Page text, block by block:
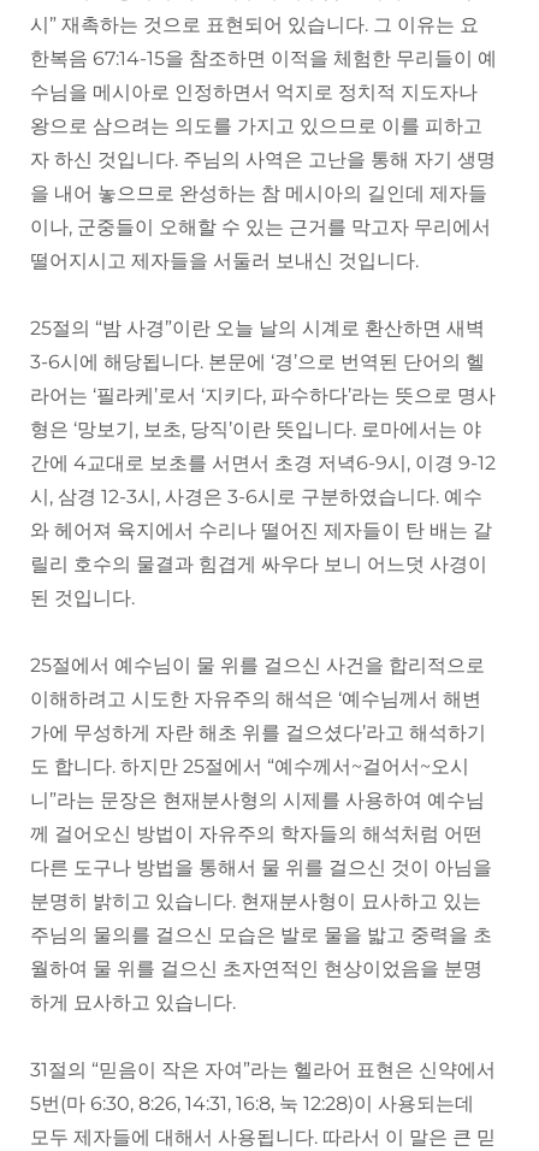
시” 재촉하는 것으로 표현되어 있습니다. 그 이유는 요
한복음 67:14-15을 참조하면 이적을 체험한 무리들이 예
수님을 메시아로 인정하면서 억지로 정치적 지도자나
왕으로 삼으려는 의도를 가지고 있으므로 이를 피하고
자 하신 것입니다. 주님의 사역은 고난을 통해 자기 생명
을 내어 놓으므로 완성하는 참 메시아의 길인데 제자들
이나, 군중들이 오해할 수 있는 근거를 막고자 무리에서
떨어지시고 제자들을 서둘러 보내신 것입니다.
25절의 “밤 사경”이란 오늘 날의 시계로 환산하면 새벽
3-6시에 해당됩니다. 본문에 ‘경’으로 번역된 단어의 헬
라어는 ‘필라케’로서 ‘지키다, 파수하다’라는 뜻으로 명사
형은 ‘망보기, 보초, 당직’이란 뜻입니다. 로마에서는 야
간에 4교대로 보초를 서면서 초경 저녁6-9시, 이경 9-12
시, 삼경 12-3시, 사경은 3-6시로 구분하였습니다. 예수
와 헤어져 육지에서 수리나 떨어진 제자들이 탄 배는 갈
릴리 호수의 물결과 힘겹게 싸우다 보니 어느덧 사경이
된 것입니다.
25절에서 예수님이 물 위를 걸으신 사건을 합리적으로
이해하려고 시도한 자유주의 해석은 ‘예수님께서 해변
가에 무성하게 자란 해초 위를 걸으셨다’라고 해석하기
도 합니다. 하지만 25절에서 “예수께서~걸어서~오시
니”라는 문장은 현재분사형의 시제를 사용하여 예수님
께 걸어오신 방법이 자유주의 학자들의 해석처럼 어떤
다른 도구나 방법을 통해서 물 위를 걸으신 것이 아님을
분명히 밝히고 있습니다. 현재분사형이 묘사하고 있는
주님의 물의를 걸으신 모습은 발로 물을 밟고 중력을 초
월하여 물 위를 걸으신 초자연적인 현상이었음을 분명
하게 묘사하고 있습니다.
31절의 “믿음이 작은 자여”라는 헬라어 표현은 신약에서
5번(마 6:30, 8:26, 14:31, 16:8, 눅 12:28)이 사용되는데
모두 제자들에 대해서 사용됩니다. 따라서 이 말은 큰 믿